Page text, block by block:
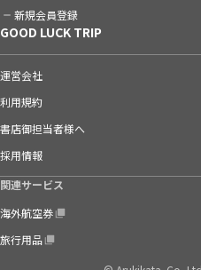
新規会員登録
GOOD LUCK TRIP
運営会社
利用規約
書店御担当者様へ
採用情報
関連サービス
海外航空券
旅行用品